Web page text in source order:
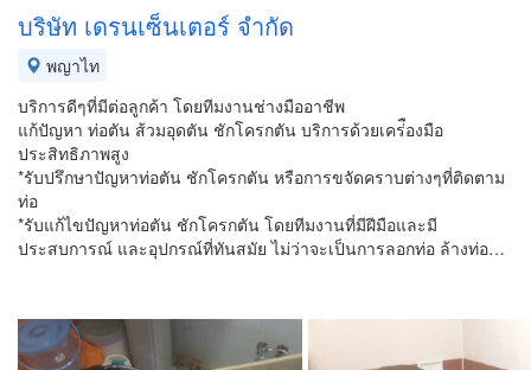
บริษัท เดรนเซ็นเตอร์ จำกัด
พญาไท
บริการดีๆที่มีต่อลูกค้า โดยทีมงานช่างมืออาชีพ
แก้ปัญหา ท่อตัน ส้วมอุดตัน ชักโครกตัน บริการด้วยเคร่ืองมือ
ประสิทธิภาพสูง
*รับปรึกษาปัญหาท่อตัน ชักโครกตัน หรือการขจัดคราบต่างๆที่ติดตาม
ท่อ
*รับแก้ไขปัญหาท่อตัน ชักโครกตัน โดยทีมงานที่มีฝีมือและมี
ประสบการณ์ และอุปกรณ์ที่ทันสมัย ไม่ว่าจะเป็นการลอกท่อ ล้างท่อ…